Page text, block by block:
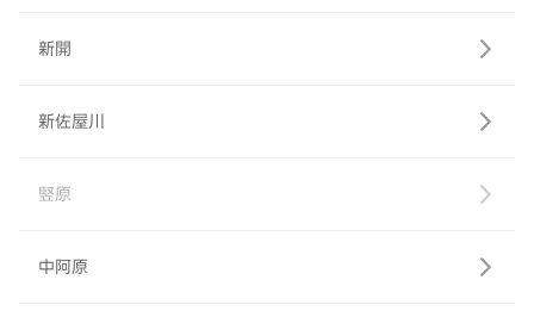
新開
新佐屋川
竪原
中阿原